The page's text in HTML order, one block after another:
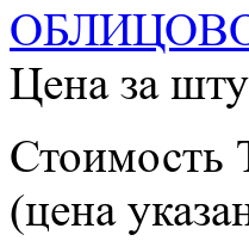
Цена за
Стоимость
(цена